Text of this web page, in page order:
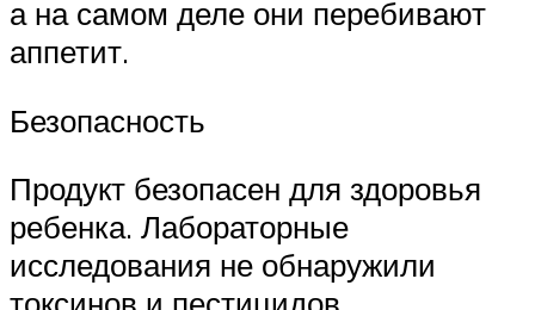
а на самом деле они перебивают
аппетит.
Безопасность
Продукт безопасен для здоровья
ребенка. Лабораторные
исследования не обнаружили